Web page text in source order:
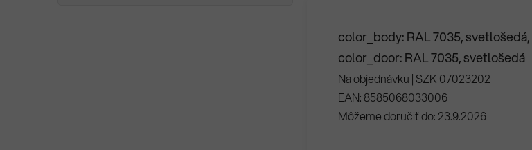
color_body: RAL 7035, svetlošedá,
color_door: RAL 7035, svetlošedá
Na objednávku | SZK 07023202
EAN:8585068033006
Môžeme doručiť do: 23.9.2026